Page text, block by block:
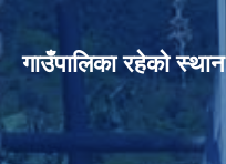
गाउँपालिका रहेको स्थान